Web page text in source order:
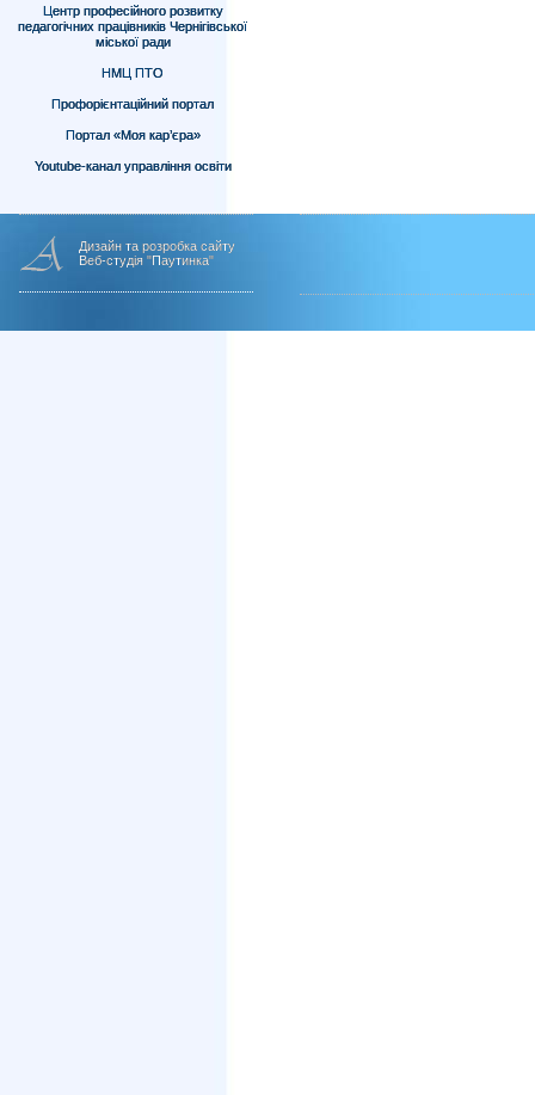
Центр професійного розвитку
педагогічних працівників Чернігівської
міської ради
НМЦ ПТО
Профорієнтаційний портал
Портал «Моя кар’єра»
Youtube-канал управління освіти
Дизайн та розробка сайту
Веб-студія "Паутинка"